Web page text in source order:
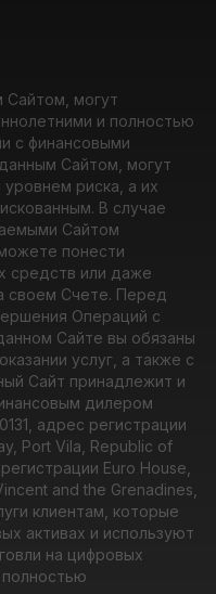
могут
и полностью
с финансовыми
Сайтом, могут
риска, а их
В случае
Сайтом
понести
средств или даже
своем Счете. Перед
Операций с
Сайте вы обязаны
услуг, а также с
Сайт принадлежит и
дилером
адрес регистрации
Port Vila, Republic of
Euro House,
and the Grenadines,
клиентам, которые
активах и используют
на цифровых
полностью